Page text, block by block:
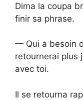
Dima la coupa
finir sa phrase.
— Qui a besoin
retournerai plus
avec toi.
Il se retourna